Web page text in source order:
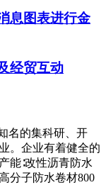
息图表进行金
经贸互动
名的集科研、开
。企业有着健全的
能∶改性沥青防水
分子防水卷材800